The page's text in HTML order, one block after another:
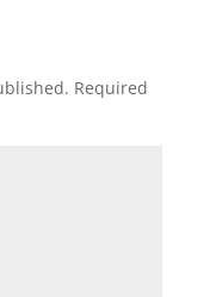
Required